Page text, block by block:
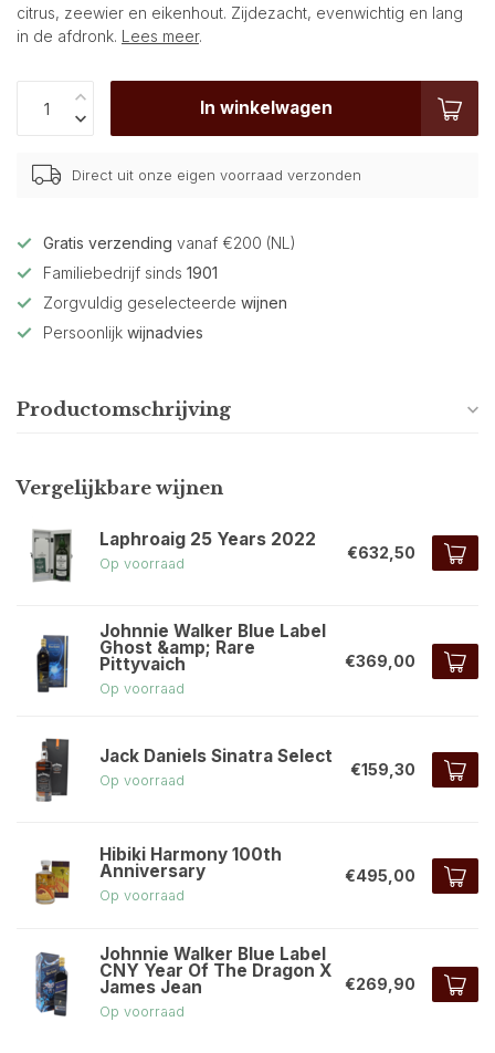
citrus, zeewier en eikenhout. Zijdezacht, evenwichtig en lang
in de afdronk. Lees meer.
In winkelwagen
Direct uit onze eigen voorraad verzonden
Gratis verzending vanaf €200 (NL)
Familiebedrijf sinds 1901
Zorgvuldig geselecteerde wijnen
Persoonlijk wijnadvies
Productomschrijving
Vergelijkbare wijnen
Laphroaig 25 Years 2022
Op voorraad
€632,50
Johnnie Walker Blue Label
Ghost &amp; Rare
Pittyvaich
Op voorraad
€369,00
Jack Daniels Sinatra Select
Op voorraad
€159,30
Hibiki Harmony 100th
Anniversary
Op voorraad
€495,00
Johnnie Walker Blue Label
CNY Year Of The Dragon X
James Jean
Op voorraad
€269,90